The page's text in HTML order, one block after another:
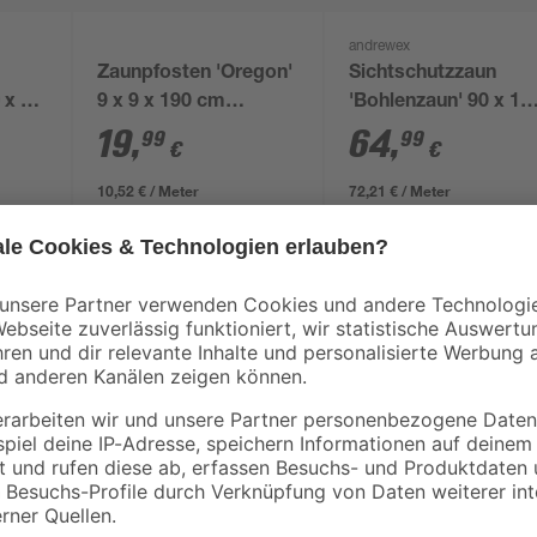
45
kg
Zaunpfosten 'Oregon'
9 x 9 x 190 cm
Douglasie natur
19,99 €
10,52 € / Meter
andrewex
Sichtschutzzaun
'Bohlenzaun' 90 x 180
cm Kiefer grau
64,99 €
72,21 € / Meter
Blicke von Nachbarn in deinen
Freien. Für ungestörte Stunden
Outdoor Wood an. Er lässt
Douglasienholz besteht. Dazu ist
unbehandelt, sodass du sie nach
von 180 cm, einer Breite von 90
genau die richtigen Maße.
Sichtschutzzaun und gestalte